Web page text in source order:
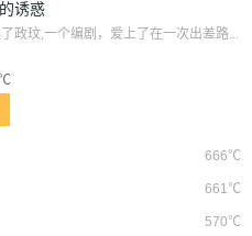
诱惑
玟,一个编剧，爱上了在一次出差路...
666℃
661℃
570℃